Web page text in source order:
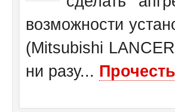
возможности
(Mitsubishi
ни разу...